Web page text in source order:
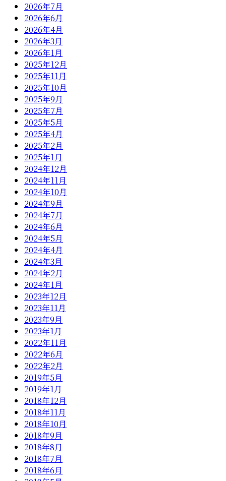
2026年7月
2026年6月
2026年4月
2026年3月
2026年1月
2025年12月
2025年11月
2025年10月
2025年9月
2025年7月
2025年5月
2025年4月
2025年2月
2025年1月
2024年12月
2024年11月
2024年10月
2024年9月
2024年7月
2024年6月
2024年5月
2024年4月
2024年3月
2024年2月
2024年1月
2023年12月
2023年11月
2023年9月
2023年1月
2022年11月
2022年6月
2022年2月
2019年5月
2019年1月
2018年12月
2018年11月
2018年10月
2018年9月
2018年8月
2018年7月
2018年6月